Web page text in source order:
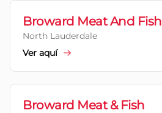
Broward Meat And Fish
North Lauderdale
Ver aquí
Broward Meat & Fish